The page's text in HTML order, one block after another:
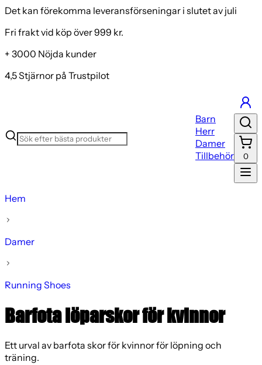
Det kan förekomma leveransförseningar i slutet av juli
Fri frakt vid köp över 999 kr.
+ 3000 Nöjda kunder
4,5 Stjärnor på Trustpilot
Barn
Herr
Damer
Tillbehör
0
Hem
Damer
Running Shoes
Barfota löparskor för kvinnor
Ett urval av barfota skor för kvinnor för löpning och
träning.